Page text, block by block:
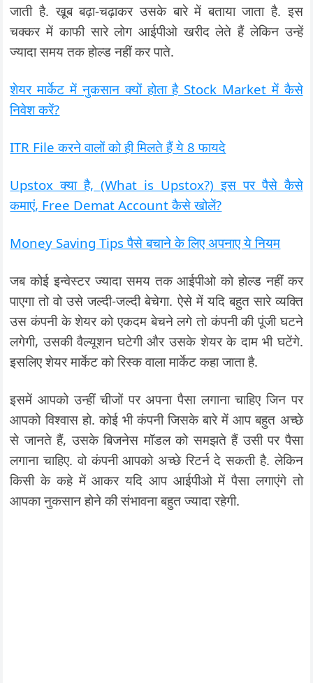
जाती है. खूब बढ़ा-चढ़ाकर उसके बारे में बताया जाता है. इस
चक्कर में काफी सारे लोग आईपीओ खरीद लेते हैं लेकिन उन्हें
ज्यादा समय तक होल्ड नहीं कर पाते.
शेयर मार्केट में नुकसान क्यों होता है Stock Market में कैसे
निवेश करें?
ITR File करने वालों को ही मिलते हैं ये 8 फायदे
Upstox क्या है, (What is Upstox?) इस पर पैसे कैसे
कमाएं, Free Demat Account कैसे खोलें?
Money Saving Tips पैसे बचाने के लिए अपनाए ये नियम
जब कोई इन्वेस्टर ज्यादा समय तक आईपीओ को होल्ड नहीं कर
पाएगा तो वो उसे जल्दी-जल्दी बेचेगा. ऐसे में यदि बहुत सारे व्यक्ति
उस कंपनी के शेयर को एकदम बेचने लगे तो कंपनी की पूंजी घटने
लगेगी, उसकी वैल्यूशन घटेगी और उसके शेयर के दाम भी घटेंगे.
इसलिए शेयर मार्केट को रिस्क वाला मार्केट कहा जाता है.
इसमें आपको उन्हीं चीजों पर अपना पैसा लगाना चाहिए जिन पर
आपको विश्वास हो. कोई भी कंपनी जिसके बारे में आप बहुत अच्छे
से जानते हैं, उसके बिजनेस मॉडल को समझते हैं उसी पर पैसा
लगाना चाहिए. वो कंपनी आपको अच्छे रिटर्न दे सकती है. लेकिन
किसी के कहे में आकर यदि आप आईपीओ में पैसा लगाएंगे तो
आपका नुकसान होने की संभावना बहुत ज्यादा रहेगी.